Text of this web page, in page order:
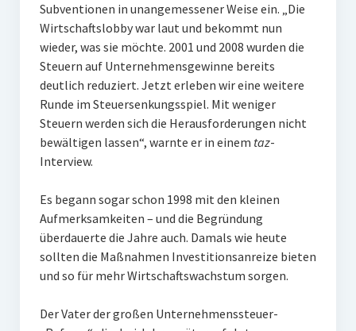
Subventionen in unangemessener Weise ein. „Die
Wirtschaftslobby war laut und bekommt nun
wieder, was sie möchte. 2001 und 2008 wurden die
Steuern auf Unternehmensgewinne bereits
deutlich reduziert. Jetzt erleben wir eine weitere
Runde im Steuersenkungsspiel. Mit weniger
Steuern werden sich die Herausforderungen nicht
bewältigen lassen“, warnte er in einem taz-
Interview.
Es begann sogar schon 1998 mit den kleinen
Aufmerksamkeiten – und die Begründung
überdauerte die Jahre auch. Damals wie heute
sollten die Maßnahmen Investitionsanreize bieten
und so für mehr Wirtschaftswachstum sorgen.
Der Vater der großen Unternehmenssteuer-